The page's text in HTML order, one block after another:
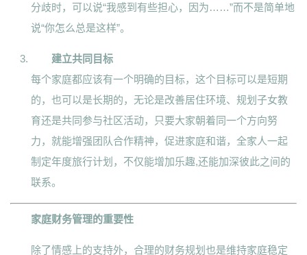
分歧时，可以说“我感到有些担心，因为……”而不是简单地
说“你怎么总是这样”。
建立共同目标
每个家庭都应该有一个明确的目标，这个目标可以是短期
的，也可以是长期的，无论是改善居住环境、规划子女教
育还是共同参与社区活动，只要大家朝着同一个方向努
力，就能增强团队合作精神，促进家庭和谐，全家人一起
制定年度旅行计划，不仅能增加乐趣,还能加深彼此之间的
联系。
家庭财务管理的重要性
除了情感上的支持外，合理的财务规划也是维持家庭稳定